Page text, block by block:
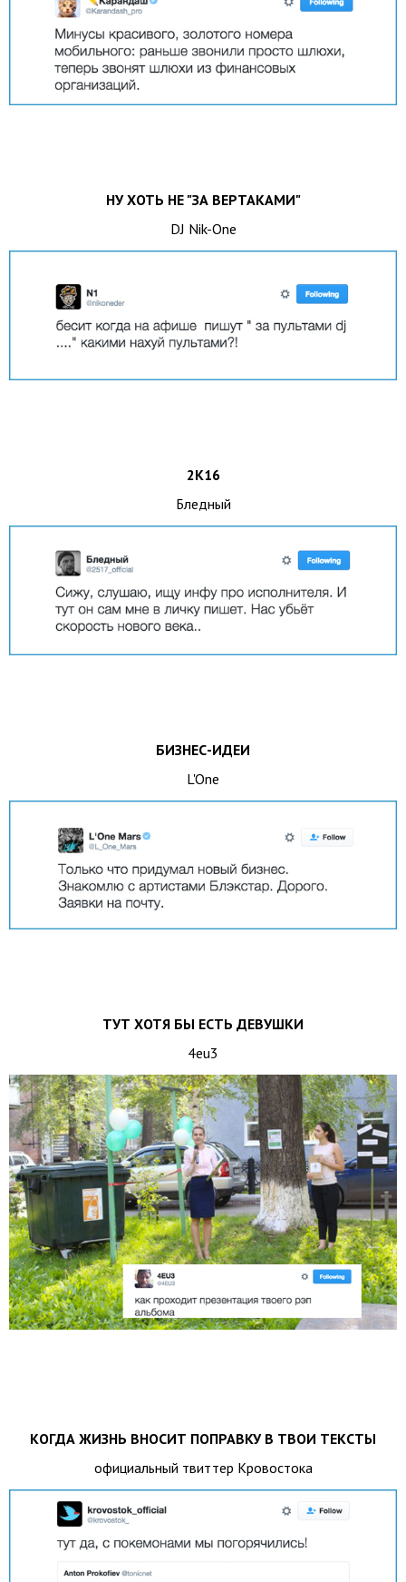
НУ ХОТЬ НЕ "ЗА ВЕРТАКАМИ"
DJ Nik-One
2K16
Бледный
БИЗНЕС-ИДЕИ
L'One
ТУТ ХОТЯ БЫ ЕСТЬ ДЕВУШКИ
4eu3
КОГДА ЖИЗНЬ ВНОСИТ ПОПРАВКУ В ТВОИ ТЕКСТЫ
официальный твиттер Кровостока